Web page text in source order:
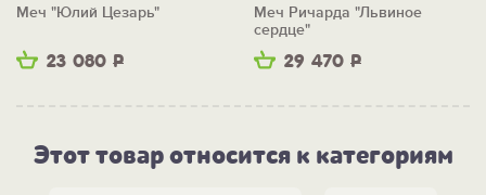
23 080 Р
Меч "Юлий Цезарь"
29 470 Р
Меч Ричарда "Львиное
сердце"
Этот товар относится к категориям